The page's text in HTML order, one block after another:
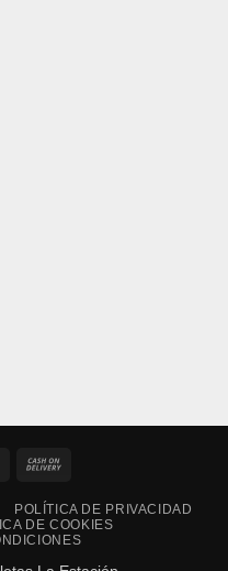
MasterCard
Delivery
POLÍTICA DE PRIVACIDAD
DE COOKIES